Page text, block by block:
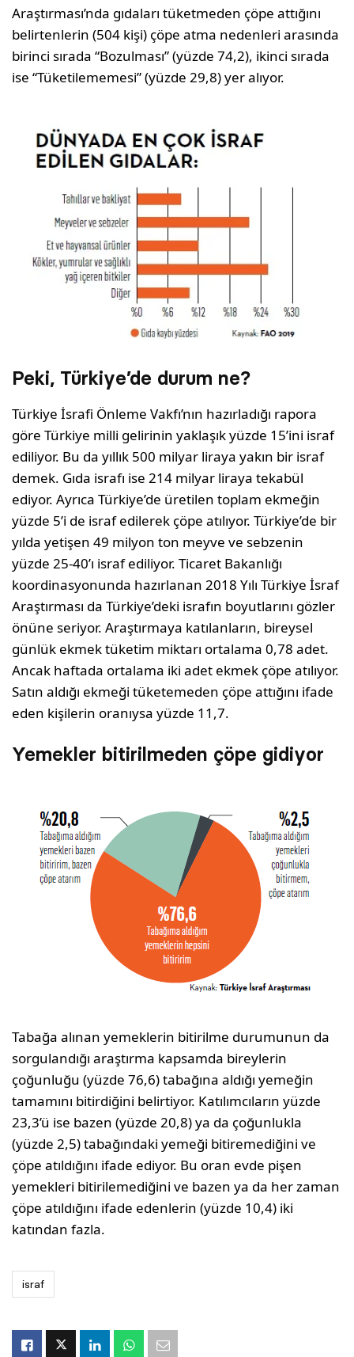
Araştırması’nda gıdaları tüketmeden çöpe attığını
belirtenlerin (504 kişi) çöpe atma nedenleri arasında
birinci sırada “Bozulması” (yüzde 74,2), ikinci sırada
ise “Tüketilememesi” (yüzde 29,8) yer alıyor.
Peki, Türkiye’de durum ne?
Türkiye İsrafi Önleme Vakfı’nın hazırladığı rapora
göre Türkiye milli gelirinin yaklaşık yüzde 15’ini israf
ediliyor. Bu da yıllık 500 milyar liraya yakın bir israf
demek. Gıda israfı ise 214 milyar liraya tekabül
ediyor. Ayrıca Türkiye’de üretilen toplam ekmeğin
yüzde 5’i de israf edilerek çöpe atılıyor. Türkiye’de bir
yılda yetişen 49 milyon ton meyve ve sebzenin
yüzde 25-40’ı israf ediliyor. Ticaret Bakanlığı
koordinasyonunda hazırlanan 2018 Yılı Türkiye İsraf
Araştırması da Türkiye’deki israfın boyutlarını gözler
önüne seriyor. Araştırmaya katılanların, bireysel
günlük ekmek tüketim miktarı ortalama 0,78 adet.
Ancak haftada ortalama iki adet ekmek çöpe atılıyor.
Satın aldığı ekmeği tüketemeden çöpe attığını ifade
eden kişilerin oranıysa yüzde 11,7.
Yemekler bitirilmeden çöpe gidiyor
Tabağa alınan yemeklerin bitirilme durumunun da
sorgulandığı araştırma kapsamda bireylerin
çoğunluğu (yüzde 76,6) tabağına aldığı yemeğin
tamamını bitirdiğini belirtiyor. Katılımcıların yüzde
23,3’ü ise bazen (yüzde 20,8) ya da çoğunlukla
(yüzde 2,5) tabağındaki yemeği bitiremediğini ve
çöpe atıldığını ifade ediyor. Bu oran evde pişen
yemekleri bitirilemediğini ve bazen ya da her zaman
çöpe atıldığını ifade edenlerin (yüzde 10,4) iki
katından fazla.
israf